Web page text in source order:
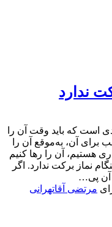
ندارد
است که باید وقت آن را
آن، به‌موقع آن را
هستیم، آن را رها کنیم
نماز برکت ندارد. اگر
آن پی…
مرتضی آقاتهرانی